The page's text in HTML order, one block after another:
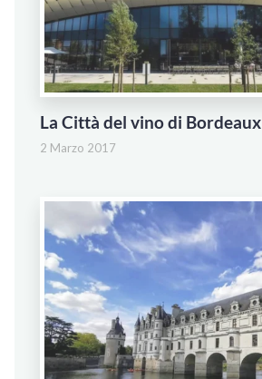
La Città del vino di Bordeaux
2 Marzo 2017